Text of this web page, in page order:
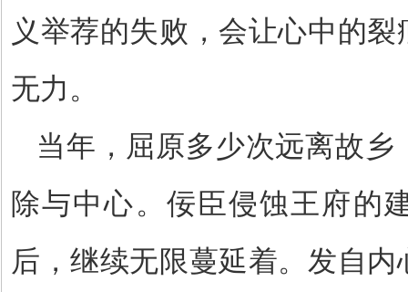
义举荐的失败，会让心中的
无力。
当年，屈原多少次远离故
除与中心。佞臣侵蚀王府的
后，继续无限蔓延着。发自